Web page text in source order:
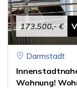
173.500,- €
Darmstadt
Wohnung!